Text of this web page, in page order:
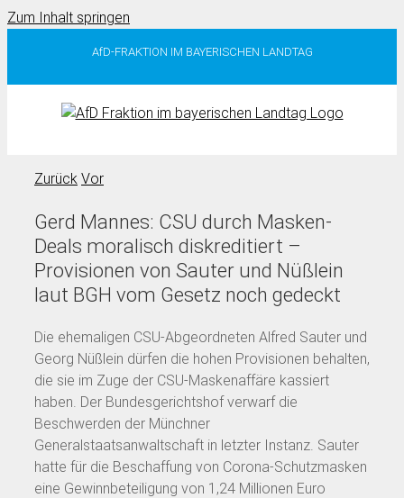
Zum Inhalt springen
AfD-FRAKTION IM BAYERISCHEN LANDTAG
Zurück Vor
Gerd Mannes: CSU durch Masken-
Deals moralisch diskreditiert –
Provisionen von Sauter und Nüßlein
laut BGH vom Gesetz noch gedeckt
Die ehemaligen CSU-Abgeordneten Alfred Sauter und
Georg Nüßlein dürfen die hohen Provisionen behalten,
die sie im Zuge der CSU-Maskenaffäre kassiert
haben. Der Bundesgerichtshof verwarf die
Beschwerden der Münchner
Generalstaatsanwaltschaft in letzter Instanz. Sauter
hatte für die Beschaffung von Corona-Schutzmasken
eine Gewinnbeteiligung von 1,24 Millionen Euro